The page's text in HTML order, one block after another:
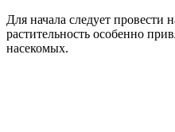
Для начала следует провести
растительность особенно
насекомых.